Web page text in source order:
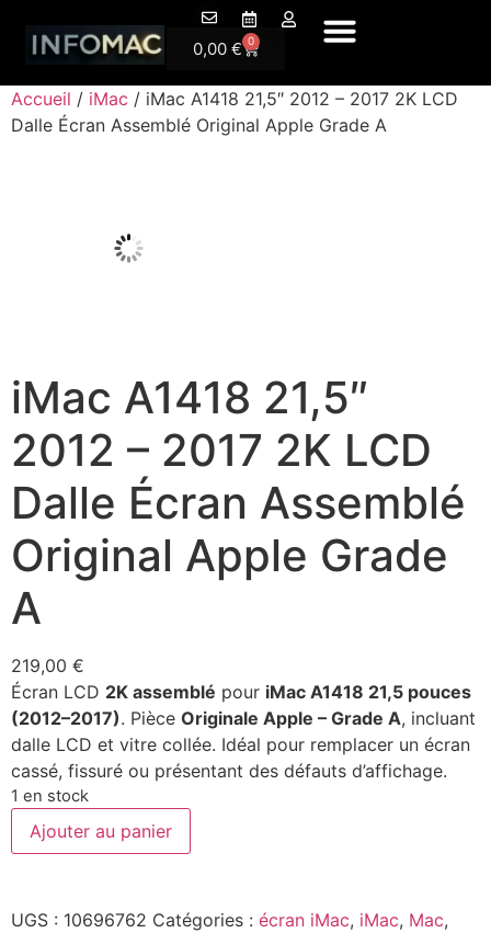
0,00 € 0
Accueil / iMac / iMac A1418 21,5″ 2012 – 2017 2K LCD
Dalle Écran Assemblé Original Apple Grade A
iMac A1418 21,5″
2012 – 2017 2K LCD
Dalle Écran Assemblé
Original Apple Grade
A
219,00 €
Écran LCD 2K assemblé pour iMac A1418 21,5 pouces
(2012–2017). Pièce Originale Apple – Grade A, incluant
dalle LCD et vitre collée. Idéal pour remplacer un écran
cassé, fissuré ou présentant des défauts d’affichage.
1 en stock
Ajouter au panier
UGS : 10696762 Catégories : écran iMac, iMac, Mac,